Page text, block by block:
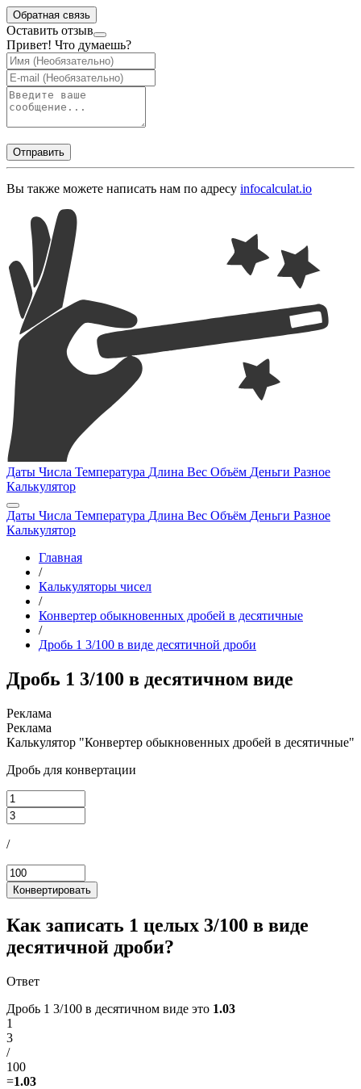
Обратная связь
Оставить отзыв
Привет! Что думаешь?
Отправить
Вы также можете написать нам по адресу infocalculat.io
Даты Числа Температура Длина Вес Объём Деньги Разное
Калькулятор
Даты Числа Температура Длина Вес Объём Деньги Разное
Калькулятор
Главная
/
Калькуляторы чисел
/
Конвертер обыкновенных дробей в десятичные
/
Дробь 1 3/100 в виде десятичной дроби
Дробь 1 3/100 в десятичном виде
Калькулятор "Конвертер обыкновенных дробей в десятичные"
Дробь для конвертации
/
Конвертировать
Как записать 1 целых 3/100 в виде
десятичной дроби?
Ответ
Дробь 1 3/100 в десятичном виде это 1.03
1
3
/
100
=1.03